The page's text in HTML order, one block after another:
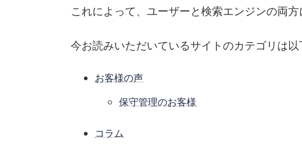
これによって、ユーザーと検索エンジンの両方
今お読みいただいているサイトのカテゴリは以
お客様の声
保守管理のお客様
コラム